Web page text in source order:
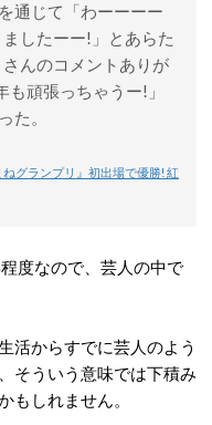
通じて「わーーーー
したーー!」とあらた
んのコメントありが
頑張っちゃうー!」
た。
グランプリ』初出場で優勝! 紅
度なので、芸人の中で
活からすでに芸人のよう
そういう意味では下積み
もしれません。